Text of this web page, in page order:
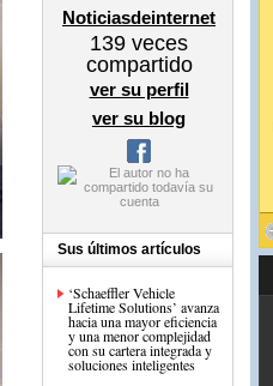
Noticiasdeinternet
139 veces
compartido
ver su perfil
ver su blog
Sus últimos artículos
‘Schaeffler Vehicle
Lifetime Solutions’ avanza
hacia una mayor eficiencia
y una menor complejidad
con su cartera integrada y
soluciones inteligentes